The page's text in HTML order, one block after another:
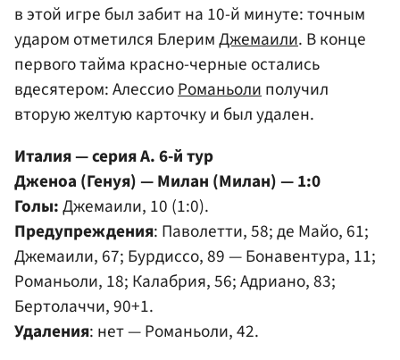
в этой игре был забит на 10-й минуте: точным
ударом отметился БлеримДжемаили. В конце
первого тайма красно-черные остались
вдесятером: АлессиоРоманьолиполучил
вторую желтую карточку и был удален.
Италия — серия А. 6-й тур
Дженоа (Генуя) — Милан (Милан) — 1:0
Голы:Джемаили, 10 (1:0).
Предупреждения: Паволетти, 58; де Майо, 61;
Джемаили, 67; Бурдиссо, 89 — Бонавентура, 11;
Романьоли, 18; Калабрия, 56; Адриано, 83;
Бертолаччи, 90+1.
Удаления: нет — Романьоли, 42.